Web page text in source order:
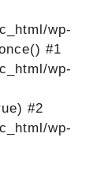
wp-
#1
wp-
#2
wp-